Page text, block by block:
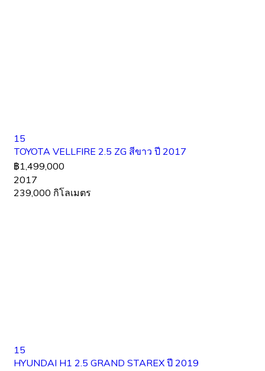
15
TOYOTA VELLFIRE 2.5 ZG สีขาว ปี 2017
฿1,499,000
2017
239,000 กิโลเมตร
15
HYUNDAI H1 2.5 GRAND STAREX ปี 2019